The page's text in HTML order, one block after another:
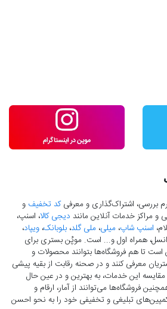
بررسی، اشتراک‌گذاری و معرفیکد تخفیف و
و مراکز خدمات آنلاین مانند دیجی کالا، اسنپ،
اسنپ شاپ، میلی، ملی گلد، بلوبانک، ویپاد،
همراه اول و... است. موپُن بستری برای
تا هم فروشگاه‌ها بتوانند محصولات و
معرفی کنند و در صحنه رقابت از بقیه پیشی
مقایسه این خدمات، به بهترین و در عین حال
فروشگاه‌ها می‌توانند از آمار، ارقام و
تبلیغی و تخفیفی خود را به نحو احسن